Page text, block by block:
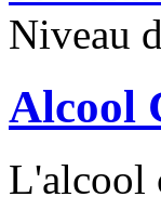
Niveau
Alcool
L'alcool